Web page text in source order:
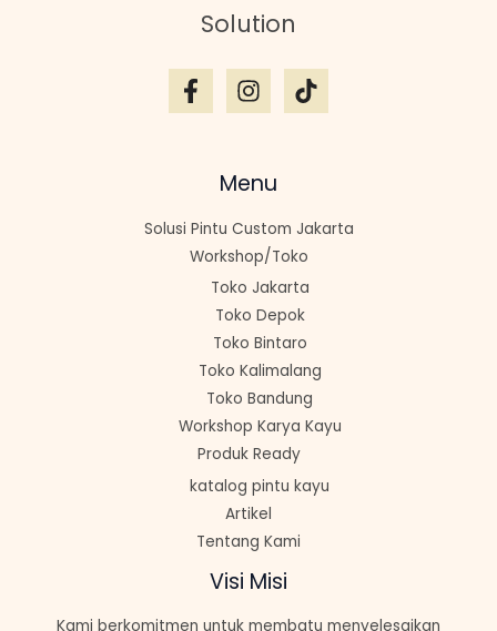
Solution
Menu
Solusi Pintu Custom Jakarta
Workshop/Toko
Toko Jakarta
Toko Depok
Toko Bintaro
Toko Kalimalang
Toko Bandung
Workshop Karya Kayu
Produk Ready
katalog pintu kayu
Artikel
Tentang Kami
Visi Misi
Kami berkomitmen untuk membatu menyelesaikan